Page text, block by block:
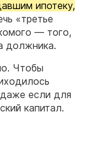
ипотеку,
«третье
— того,
должника.
Чтобы
если для
капитал.